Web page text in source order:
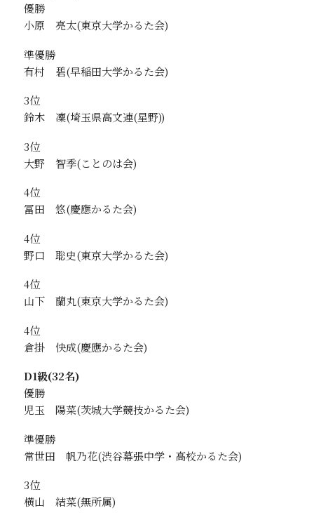
優勝
小原 亮太
準優勝
有村 碧
3位
鈴木 凜
3位
大野 智季
4位
冨田 悠
4位
野口 聡史
4位
山下 蘭丸
4位
倉掛 快成
D1級(32名)
優勝
児玉 陽菜
準優勝
常世田 帆乃花
3位
横山 結菜